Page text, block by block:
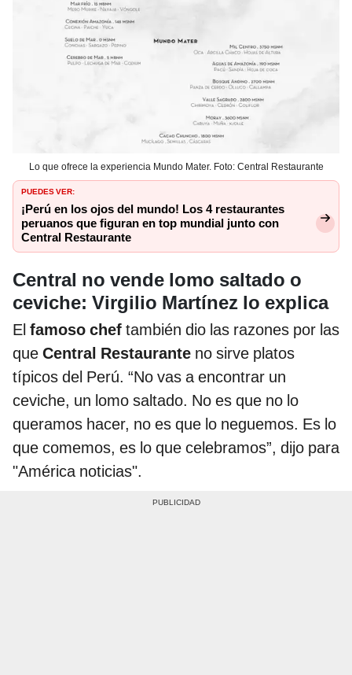
Lo que ofrece la experiencia Mundo Mater. Foto: Central Restaurante
PUEDES VER:
¡Perú en los ojos del mundo! Los 4 restaurantes
peruanos que figuran en top mundial junto con
Central Restaurante
Central no vende lomo saltado o
ceviche: Virgilio Martínez lo explica
El famoso chef también dio las razones por las
que Central Restaurante no sirve platos
típicos del Perú. “No vas a encontrar un
ceviche, un lomo saltado. No es que no lo
queramos hacer, no es que lo neguemos. Es lo
que comemos, es lo que celebramos”, dijo para
"América noticias".